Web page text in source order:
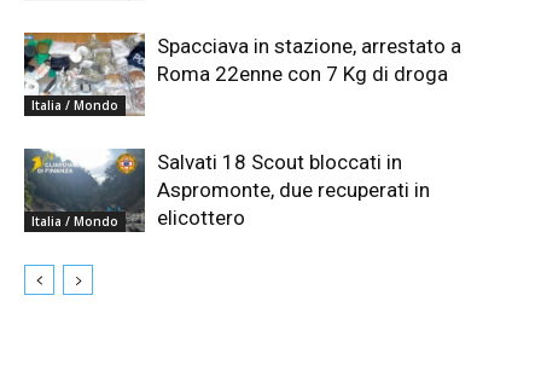
Italia / Mondo
Spacciava in stazione, arrestato a
Roma 22enne con 7 Kg di droga
Italia / Mondo
Salvati 18 Scout bloccati in
Aspromonte, due recuperati in
elicottero